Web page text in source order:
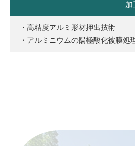
加
・高精度アルミ形材押出技術
・アルミニウムの陽極酸化被膜処